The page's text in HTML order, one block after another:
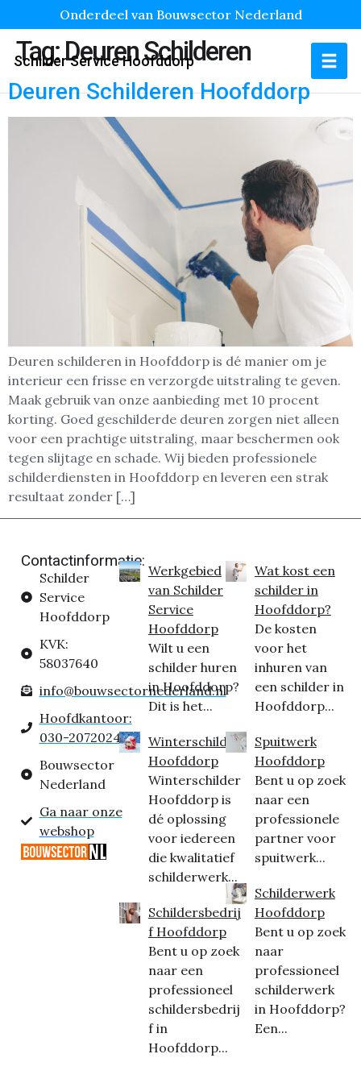
Onderdeel van Bouwsector Nederland
Schilder Service Hoofddorp
Tag:Deuren Schilderen
Deuren Schilderen Hoofddorp
Deuren schilderen in Hoofddorp is dé manier om je
interieur een frisse en verzorgde uitstraling te geven.
Maak gebruik van onze aanbieding met 10 procent
korting. Goed geschilderde deuren zorgen niet alleen
voor een prachtige uitstraling, maar beschermen ook
tegen slijtage en schade. Wij bieden professionele
schilderdiensten in Hoofddorp en leveren een strak
resultaat zonder […]
Contactinformatie:
Schilder
Service
Hoofddorp
KVK:
58037640
info@bouwsectornederland.nl
Hoofdkantoor:
030-2072024
Bouwsector
Nederland
Ga naar onze
webshop
Werkgebied
van Schilder
Service
Hoofddorp
Wilt u een
schilder huren
in Hoofddorp?
Dit is het...
Winterschilder
Hoofddorp
Winterschilder
Hoofddorp is
dé oplossing
voor iedereen
die kwalitatief
schilderwerk...
Schildersbedrij
f Hoofddorp
Bent u op zoek
naar een
professioneel
schildersbedrij
f in
Hoofddorp...
Wat kost een
schilder in
Hoofddorp?
De kosten
voor het
inhuren van
een schilder in
Hoofddorp...
Spuitwerk
Hoofddorp
Bent u op zoek
naar een
professionele
partner voor
spuitwerk...
Schilderwerk
Hoofddorp
Bent u op zoek
naar
professioneel
schilderwerk
in Hoofddorp?
Een...